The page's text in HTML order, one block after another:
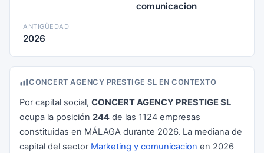
comunicacion
ANTIGÜEDAD
2026
CONCERT AGENCY PRESTIGE SL EN CONTEXTO
Por capital social, CONCERT AGENCY PRESTIGE SL
ocupa la posición 244 de las 1124 empresas
constituidas en MÁLAGA durante 2026. La mediana de
capital del sector Marketing y comunicacion en 2026